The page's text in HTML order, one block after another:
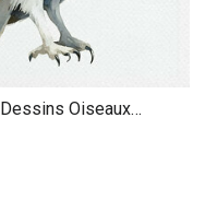
Oiseaux